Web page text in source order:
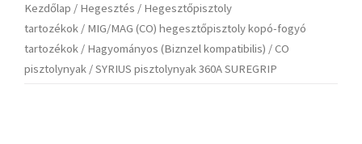
Kezdőlap / Hegesztés / Hegesztőpisztoly
tartozékok / MIG/MAG (CO) hegesztőpisztoly kopó-fogyó
tartozékok / Hagyományos (Biznzel kompatibilis) /CO
pisztolynyak / SYRIUS pisztolynyak 360A SUREGRIP